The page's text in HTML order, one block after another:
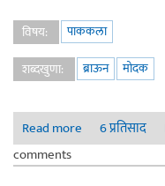
विषय:
पाककला
शब्दखुणा:
ब्राऊन मोदक
Read more about ब्राऊन
6 प्रतिसाद
comments